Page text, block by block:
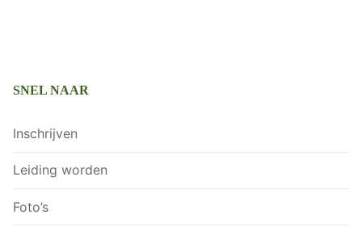
SNEL NAAR
Inschrijven
Leiding worden
Foto’s